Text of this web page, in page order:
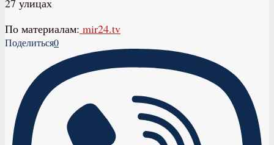
По материалам: mir24.tv
Поделиться0